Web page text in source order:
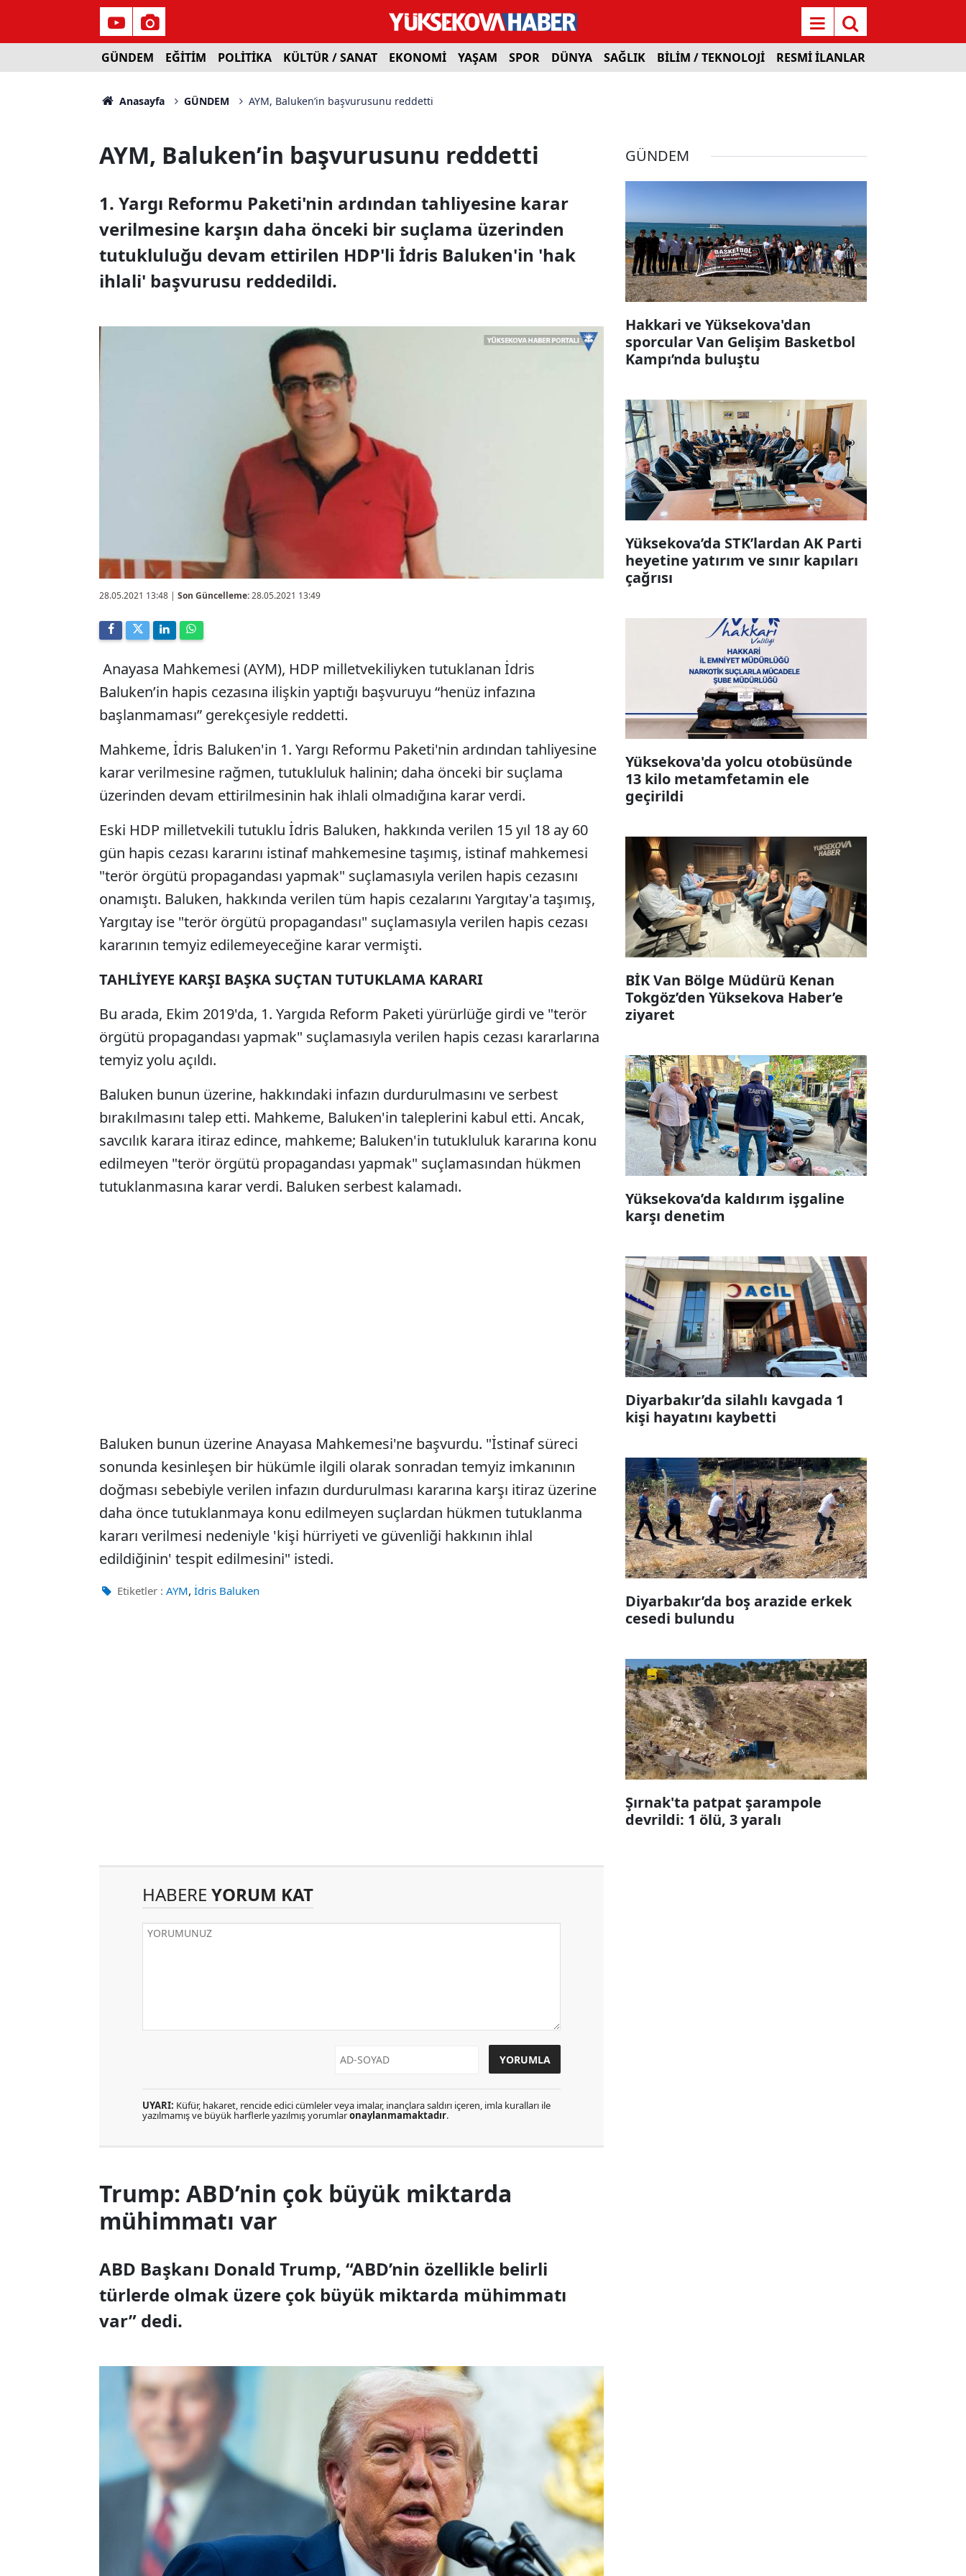
GÜNDEM EĞİTİM POLİTİKA KÜLTÜR / SANAT EKONOMİ YAŞAM SPOR DÜNYA SAĞLIK BİLİM / TEKNOLOJİ RESMİ İLANLAR
Anasayfa GÜNDEM AYM, Baluken’in başvurusunu reddetti
AYM, Baluken’in başvurusunu reddetti
1. Yargı Reformu Paketi'nin ardından tahliyesine karar
verilmesine karşın daha önceki bir suçlama üzerinden
tutukluluğu devam ettirilen HDP'li İdris Baluken'in 'hak
ihlali' başvurusu reddedildi.
28.05.2021 13:48 | Son Güncelleme:28.05.2021 13:49
Anayasa Mahkemesi (AYM), HDP milletvekiliyken tutuklanan İdris
Baluken’in hapis cezasına ilişkin yaptığı başvuruyu “henüz infazına
başlanmaması” gerekçesiyle reddetti.
Mahkeme, İdris Baluken'in 1. Yargı Reformu Paketi'nin ardından tahliyesine
karar verilmesine rağmen, tutukluluk halinin; daha önceki bir suçlama
üzerinden devam ettirilmesinin hak ihlali olmadığına karar verdi.
Eski HDP milletvekili tutuklu İdris Baluken, hakkında verilen 15 yıl 18 ay 60
gün hapis cezası kararını istinaf mahkemesine taşımış, istinaf mahkemesi
"terör örgütü propagandası yapmak" suçlamasıyla verilen hapis cezasını
onamıştı. Baluken, hakkında verilen tüm hapis cezalarını Yargıtay'a taşımış,
Yargıtay ise "terör örgütü propagandası" suçlamasıyla verilen hapis cezası
kararının temyiz edilemeyeceğine karar vermişti.
TAHLİYEYE KARŞI BAŞKA SUÇTAN TUTUKLAMA KARARI
Bu arada, Ekim 2019'da, 1. Yargıda Reform Paketi yürürlüğe girdi ve "terör
örgütü propagandası yapmak" suçlamasıyla verilen hapis cezası kararlarına
temyiz yolu açıldı.
Baluken bunun üzerine, hakkındaki infazın durdurulmasını ve serbest
bırakılmasını talep etti. Mahkeme, Baluken'in taleplerini kabul etti. Ancak,
savcılık karara itiraz edince, mahkeme; Baluken'in tutukluluk kararına konu
edilmeyen "terör örgütü propagandası yapmak" suçlamasından hükmen
tutuklanmasına karar verdi. Baluken serbest kalamadı.
Baluken bunun üzerine Anayasa Mahkemesi'ne başvurdu. "İstinaf süreci
sonunda kesinleşen bir hükümle ilgili olarak sonradan temyiz imkanının
doğması sebebiyle verilen infazın durdurulması kararına karşı itiraz üzerine
daha önce tutuklanmaya konu edilmeyen suçlardan hükmen tutuklanma
kararı verilmesi nedeniyle 'kişi hürriyeti ve güvenliği hakkının ihlal
edildiğinin' tespit edilmesini" istedi.
Etiketler : AYM, İdris Baluken
HABERE YORUM KAT
UYARI: Küfür, hakaret, rencide edici cümleler veya imalar, inançlara saldırı içeren, imla kuralları ile
yazılmamış ve büyük harflerle yazılmış yorumlaronaylanmamaktadır.
Trump: ABD’nin çok büyük miktarda
mühimmatı var
ABD Başkanı Donald Trump, “ABD’nin özellikle belirli
türlerde olmak üzere çok büyük miktarda mühimmatı
var” dedi.
GÜNDEM
Hakkari ve Yüksekova'dan
sporcular Van Gelişim Basketbol
Kampı’nda buluştu
Yüksekova’da STK’lardan AK Parti
heyetine yatırım ve sınır kapıları
çağrısı
Yüksekova'da yolcu otobüsünde
13 kilo metamfetamin ele
geçirildi
BİK Van Bölge Müdürü Kenan
Tokgöz’den Yüksekova Haber’e
ziyaret
Yüksekova’da kaldırım işgaline
karşı denetim
Diyarbakır’da silahlı kavgada 1
kişi hayatını kaybetti
Diyarbakır’da boş arazide erkek
cesedi bulundu
Şırnak'ta patpat şarampole
devrildi: 1 ölü, 3 yaralı